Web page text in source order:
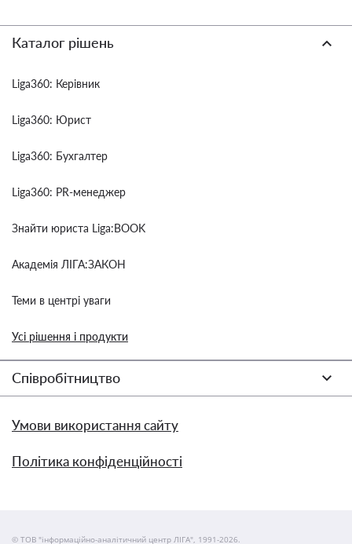
Каталог рішень
Liga360: Керівник
Liga360: Юрист
Liga360: Бухгалтер
Liga360: PR-менеджер
Знайти юриста Liga:BOOK
Академія ЛІГА:ЗАКОН
Теми в центрі уваги
Усі рішення і продукти
Співробітництво
Умови використання сайту
Політика конфіденційності
© ТОВ "інформаційно-аналітичний центр ЛІГА", 1991-2026.